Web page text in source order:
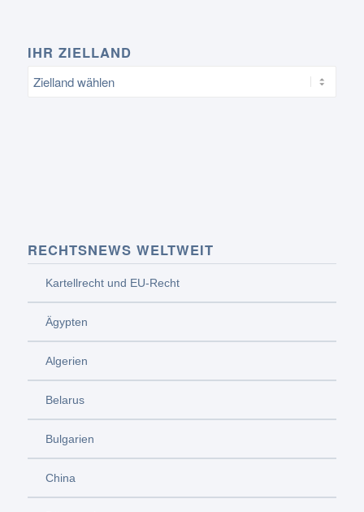
IHR ZIELLAND
RECHTSNEWS WELTWEIT
Kartellrecht und EU-Recht
Ägypten
Algerien
Belarus
Bulgarien
China